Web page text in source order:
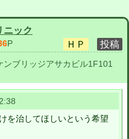
ニック
P
ブリッジアサカビル1F101
を治してほしいという希望